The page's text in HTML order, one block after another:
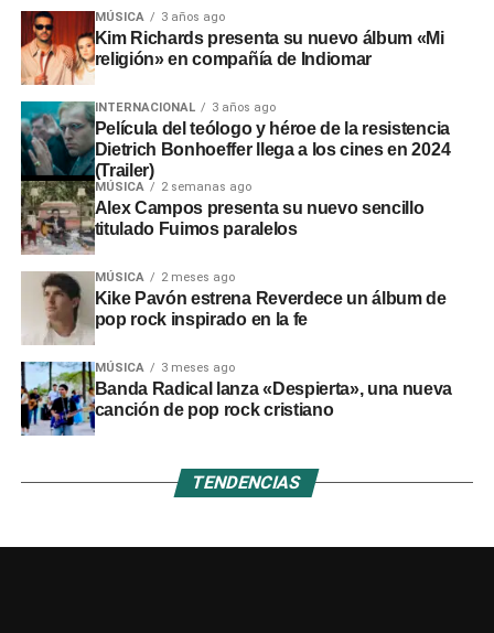
Las situaciones adversas detectadas comprometen la
seguridad ante posibles inundaciones. Por ello, la
entidad fiscalizadora recomendó a las autoridades
locales y regionales adoptar medidas urgentes para
proteger viviendas, familias y zonas de cultivo.
MÚSICA 3 años ago
Kim Richards presenta su nuevo álbum «Mi
religión» en compañía de Indiomar
INTERNACIONAL 3 años ago
Película del teólogo y héroe de la resistencia
Dietrich Bonhoeffer llega a los cines en 2024
(Trailer)
MÚSICA 2 semanas ago
Alex Campos presenta su nuevo sencillo
titulado Fuimos paralelos
MÚSICA 2 meses ago
Kike Pavón estrena Reverdece un álbum de
pop rock inspirado en la fe
MÚSICA 3 meses ago
Banda Radical lanza «Despierta», una nueva
canción de pop rock cristiano
TENDENCIAS